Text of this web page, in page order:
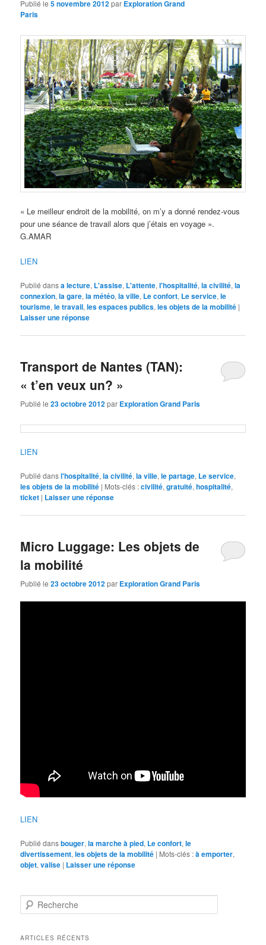
Publié le5 novembre 2012par Exploration Grand
Paris
« Le meilleur endroit de la mobilité, on m’y a donné rendez-vous
pour une séance de travail alors que j’étais en voyage ».
G.AMAR
LIEN
Publié dansa lecture, L'assise, L'attente,l'hospitalité,la civilité,la
connexion,la gare,la météo,la ville, Le confort, Le service,le
tourisme,le travail,les espaces publics,les objets de la mobilité |
Laisser une réponse
Transport de Nantes (TAN):
« t’en veux un? »
Publié le23 octobre 2012par Exploration Grand Paris
LIEN
Publié dansl'hospitalité,la civilité,la ville,le partage, Le service,
les objets de la mobilité | Mots-clés :civilité,gratuité,hospitalité,
ticket | Laisser une réponse
Micro Luggage: Les objets de
la mobilité
Publié le23 octobre 2012par Exploration Grand Paris
LIEN
Publié dansbouger,la marche à pied, Le confort,le
divertissement,les objets de la mobilité | Mots-clés :à emporter,
objet,valise | Laisser une réponse
e
h
ARTICLES RÉCENTS